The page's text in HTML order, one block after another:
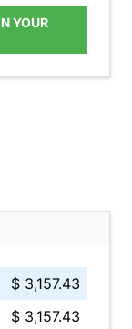
YOUR
$ 3,157.43
$ 3,157.43